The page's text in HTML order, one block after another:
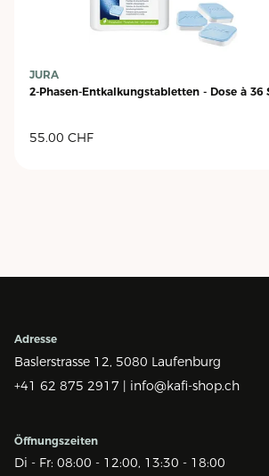
JURA
2-Phasen-Entkalkungstabletten - Dose à 36
55.00 CHF
Adresse
Baslerstrasse 12, 5080 Laufenburg
+41 62 875 2917 | info@kafi-shop.ch
Öffnungszeiten
Di - Fr: 08:00 - 12:00, 13:30 - 18:00